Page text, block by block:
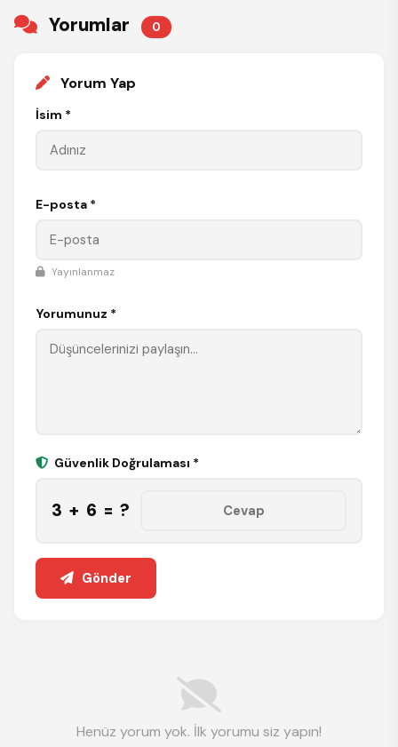
Yorumlar 0
Yorum Yap
İsim *
E-posta *
Yayınlanmaz
Yorumunuz *
Güvenlik Doğrulaması *
3 + 6 = ?
Gönder
Henüz yorum yok. İlk yorumu siz yapın!